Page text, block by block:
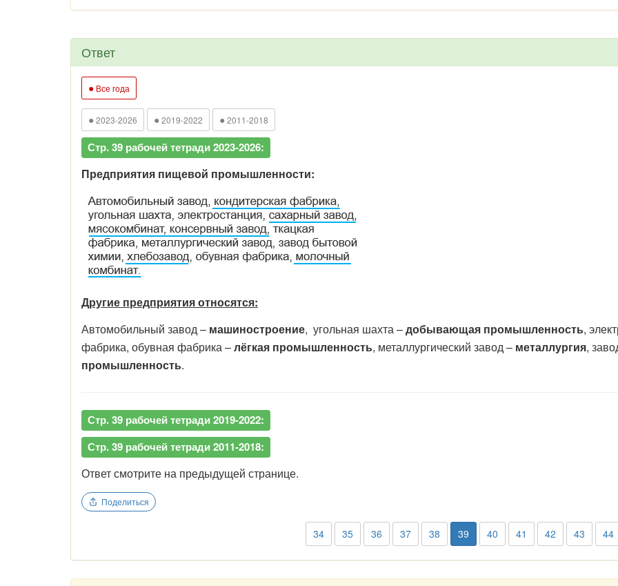
Ответ
● Все года
● 2023-2026 ● 2019-2022 ● 2011-2018
Стр. 39 рабочей тетради 2023-2026:
Предприятия пищевой промышленности:
Другие предприятия относятся:
Автомобильный завод – машиностроение, угольная шахта –добывающая промышленность,
фабрика, обувная фабрика –лёгкая промышленность, металлургический завод – металлургия,
промышленность.
Стр. 39 рабочей тетради 2019-2022:
Стр. 39 рабочей тетради 2011-2018:
Ответ смотрите на предыдущей странице.
Поделиться
34 35 36 37 38 39 40 41 42 43 44